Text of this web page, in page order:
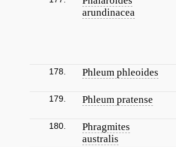
arundinacea
178. Phleum phleoides
179. Phleum pratense
180.
Phragmites
australis